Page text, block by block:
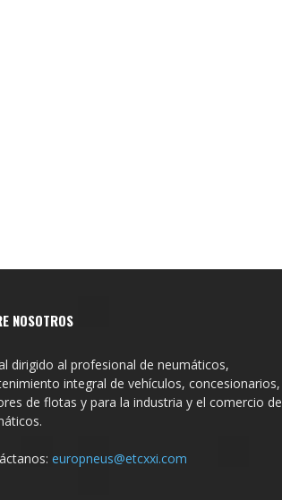
NOSOTROS
dirigido al profesional de neumáticos,
integral de vehículos, concesionarios,
de flotas y para la industria y el comercio de
europneus@etcxxi.com